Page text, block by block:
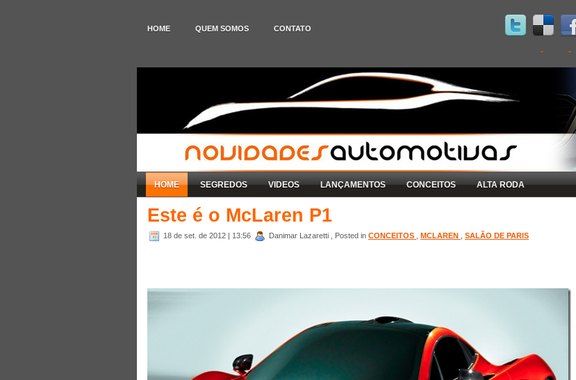
HOME QUEM SOMOS CONTATO
HOME SEGREDOS VIDEOS LANÇAMENTOS CONCEITOS ALTA RODA
Este é o McLaren P1
18 de set. de 2012 | 13:56 Danimar Lazaretti , Posted in CONCEITOS MCLAREN SALÃO DE PARIS